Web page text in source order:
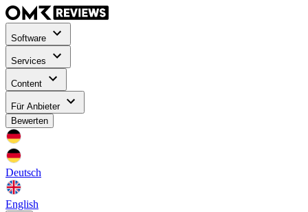
Software
Services
Content
Für Anbieter
Bewerten
Deutsch
English